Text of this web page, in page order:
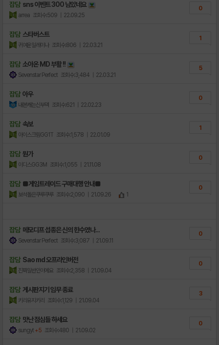
잡담 sns 이벤트 300 남았네요
arrea 조회수:509 | 22.09.25
0
잡담 스타버스트
귀여운일레이나 조회수:806 | 22.03.21
1
잡담 소아온 MD 부활 !!
Sevenstar Perfect 조회수:3,484 | 22.03.21
5
잡담 아우
내본캐는신부덱 조회수:621 | 22.02.23
0
잡담 속보
아이스크림GG1T 조회수:1,578 | 22.01.09
1
잡담 뭔가
이디스GG3M 조회수:1,055 | 21.11.08
0
잡담 ■게임트레이드 구매대행 안내■
보석돌은쿠루쿠루 조회수:2,090 | 21.09.26 1
0
잡담 메모디프 섭종은 신의 한수였나...
Sevenstar Perfect 조회수:3,087 | 21.09.11
0
잡담 Sao md 오프라인버전
진짜일반인이에요 조회수:2,358 | 21.09.04
0
잡담 게시판지기 임무 종료
키리유지키리 조회수:1,129 | 21.09.04
3
잡담 맛난 점심들 하세요
sungyt +5 조회수:480 | 21.09.02
0